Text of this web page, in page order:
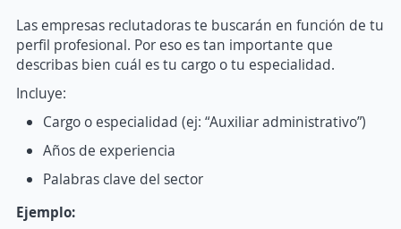
Las empresas reclutadoras te buscarán en función de tu
perfil profesional. Por eso es tan importante que
describas bien cuál es tu cargo o tu especialidad.
Incluye:
Cargo o especialidad (ej: “Auxiliar administrativo”)
Años de experiencia
Palabras clave del sector
Ejemplo: